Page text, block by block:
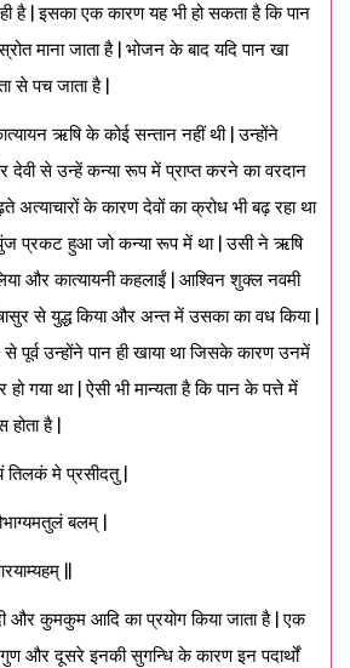
है | इसका एक कारण यह भी हो सकता है कि पान
माना जाता है | भोजन के बाद यदि पान खा
से पच जाता है |
ऋषि के कोई सन्तान नहीं थी | उन्होंने
देवी से उन्हें कन्या रूप में प्राप्त करने का वरदान
अत्याचारों के कारण देवों का क्रोध भी बढ़ रहा था
प्रकट हुआ जो कन्या रूप में था | उसी ने ऋषि
और कात्यायनी कहलाईं | आश्विन शुक्ल नवमी
से युद्ध किया और अन्त में उसका का वध किया |
से पूर्व उन्होंने पान ही खाया था जिसके कारण उनमें
गया था | ऐसी भी मान्यता है कि पान के पत्ते में
होता है |
तिलकं मे प्रसीदतु |
बलम् |
||
और कुमकुम आदि का प्रयोग किया जाता है | एक
और दूसरे इनकी सुगन्धि के कारण इन पदार्थों